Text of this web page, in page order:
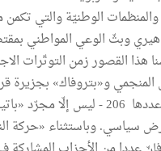
الوطنيّة والتي
وبثّ الوعي المواطني
هذا القصور زمن التوتّرات
و«بتروفاك» بجزيرة
أنّ جلّ الأحزاب اليوم -وعددها 206 - ليس إلّا
سياسي. وباستثناء «حركة